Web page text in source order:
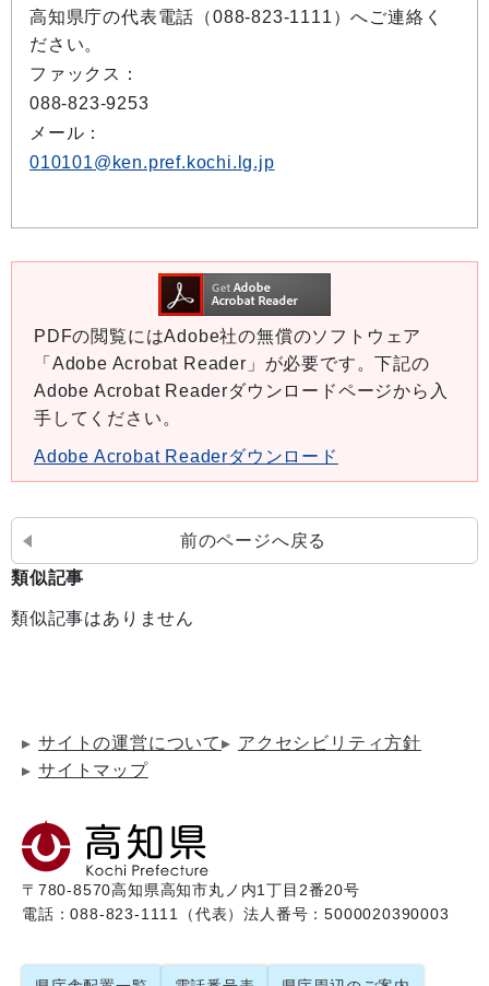
高知県庁の代表電話（088-823-1111）へご連絡く
ださい。
ファックス：
088-823-9253
メール：
010101@ken.pref.kochi.lg.jp
PDFの閲覧にはAdobe社の無償のソフトウェア
「Adobe Acrobat Reader」が必要です。下記の
Adobe Acrobat Readerダウンロードページから入
手してください。
Adobe Acrobat Readerダウンロード
前のページへ戻る
類似記事
類似記事はありません
サイトの運営について
アクセシビリティ方針
サイトマップ
〒780-8570高知県高知市丸ノ内1丁目2番20号
電話：088-823-1111（代表）法人番号：5000020390003